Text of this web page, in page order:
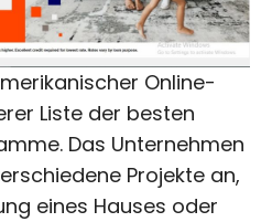
Online-
Liste der besten
Das Unternehmen
Projekte an,
eines Hauses oder